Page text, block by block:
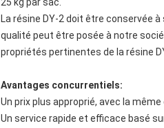
25 kg par sac.
La résine DY-2 doit être conservée
qualité peut être posée à notre
propriétés pertinentes de la résine
Avantages concurrentiels:
Un prix plus approprié, avec la
Un service rapide et efficace basé